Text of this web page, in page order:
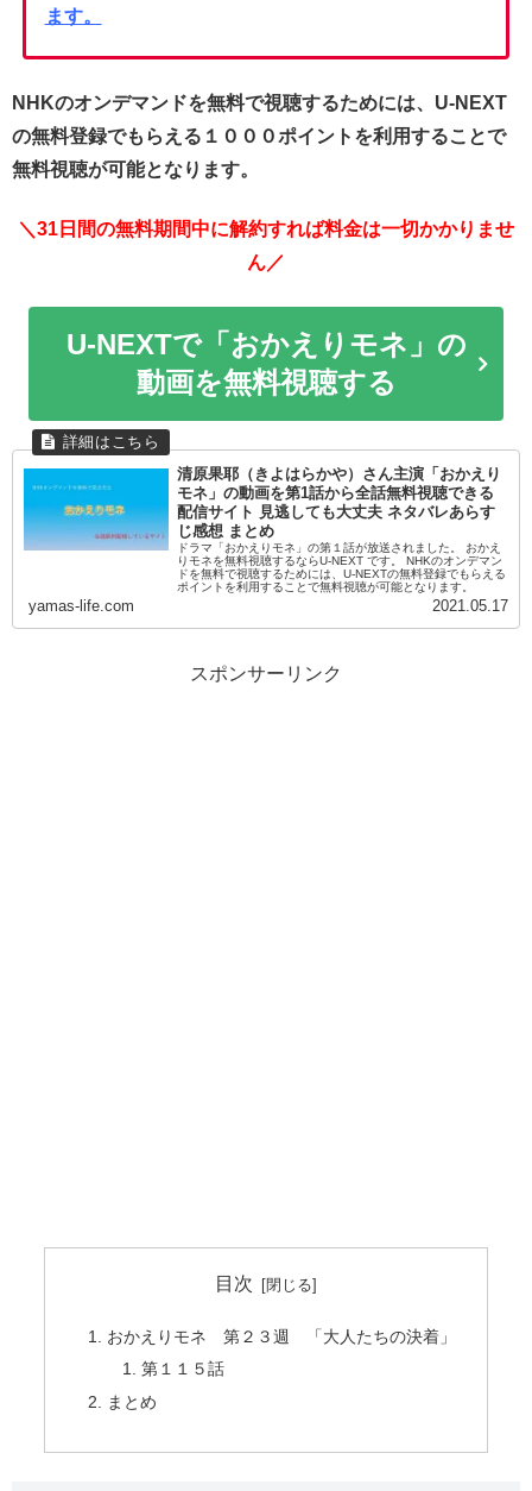
ます。
NHKのオンデマンドを無料で視聴するためには、U-NEXT
の無料登録でもらえる１０００ポイントを利用することで
無料視聴が可能となります。
＼31日間の無料期間中に解約すれば料金は一切かかりませ
ん／
U-NEXTで「おかえりモネ」の
動画を無料視聴する
清原果耶（きよはらかや）さん主演「おかえり
モネ」の動画を第1話から全話無料視聴できる
配信サイト 見逃しても大丈夫 ネタバレあらす
じ感想 まとめ
ドラマ「おかえりモネ」の第１話が放送されました。 おかえ
りモネを無料視聴するならU-NEXT です。 NHKのオンデマン
ドを無料で視聴するためには、U-NEXTの無料登録でもらえる
ポイントを利用することで無料視聴が可能となります。
yamas-life.com 2021.05.17
スポンサーリンク
目次
おかえりモネ 第２３週 「大人たちの決着」
第１１５話
まとめ